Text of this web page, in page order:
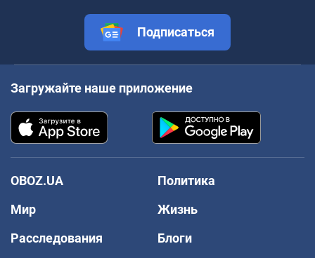
Подписаться
Загружайте наше приложение
OBOZ.UA
Политика
Мир
Жизнь
Расследования
Блоги